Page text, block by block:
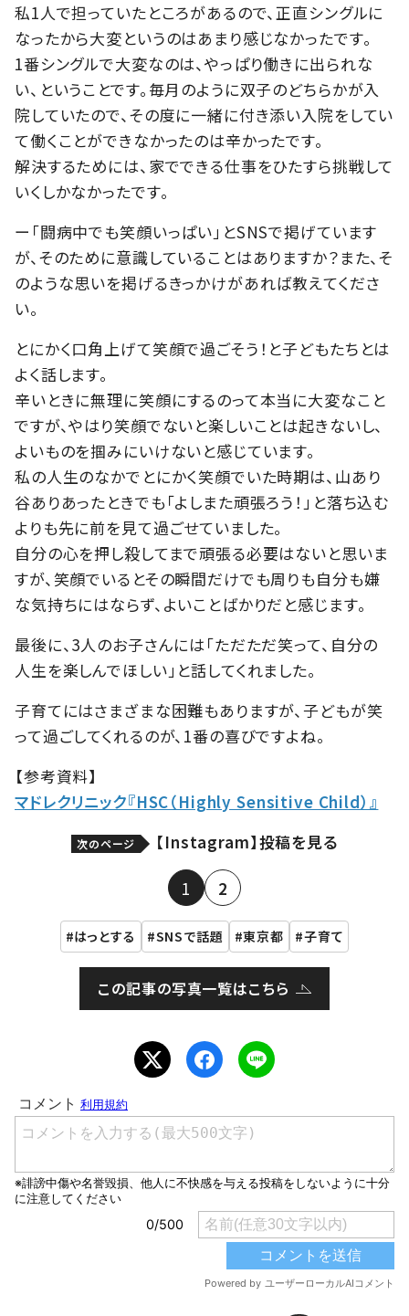
私1人で担っていたところがあるので、正直シングルに
なったから大変というのはあまり感じなかったです。
1番シングルで大変なのは、やっぱり働きに出られな
い、ということです。毎月のように双子のどちらかが入
院していたので、その度に一緒に付き添い入院をしてい
て働くことができなかったのは辛かったです。
解決するためには、家でできる仕事をひたすら挑戦して
いくしかなかったです。
ー「闘病中でも笑顔いっぱい」とSNSで掲げています
が、そのために意識していることはありますか？また、そ
のような思いを掲げるきっかけがあれば教えてくださ
い。
とにかく口角上げて笑顔で過ごそう！と子どもたちとは
よく話します。
辛いときに無理に笑顔にするのって本当に大変なこと
ですが、やはり笑顔でないと楽しいことは起きないし、
よいものを掴みにいけないと感じています。
私の人生のなかでとにかく笑顔でいた時期は、山あり
谷ありあったときでも「よしまた頑張ろう！」と落ち込む
よりも先に前を見て過ごせていました。
自分の心を押し殺してまで頑張る必要はないと思いま
すが、笑顔でいるとその瞬間だけでも周りも自分も嫌
な気持ちにはならず、よいことばかりだと感じます。
最後に、3人のお子さんには「ただただ笑って、自分の
人生を楽しんでほしい」と話してくれました。
子育てにはさまざまな困難もありますが、子どもが笑
って過ごしてくれるのが、1番の喜びですよね。
【参考資料】
マドレクリニック『HSC（Highly Sensitive Child）』
次のページ 【Instagram】投稿を見る
1 2
はっとする SNSで話題 東京都 子育て
この記事の写真一覧はこちら